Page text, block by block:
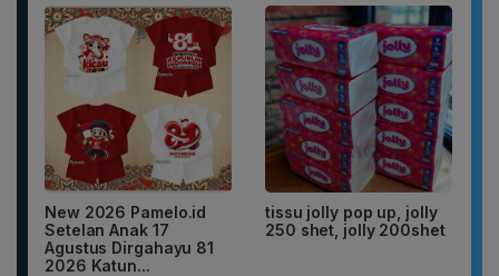
New 2026 Pamelo.id
Setelan Anak 17
Agustus Dirgahayu 81
2026 Katun...
tissu jolly pop up, jolly
250 shet, jolly 200shet